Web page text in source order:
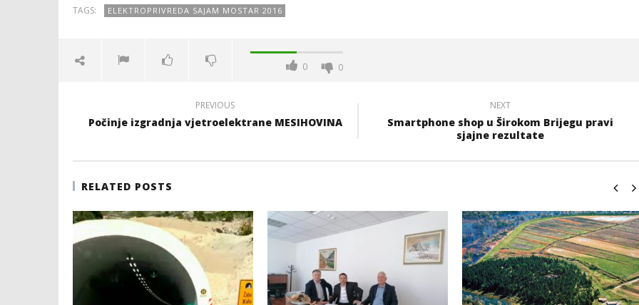
TAGS: ELEKTROPRIVREDA SAJAM MOSTAR 2016
0 0
PREVIOUS
Počinje izgradnja vjetroelektrane MESIHOVINA
NEXT
Smartphone shop u Širokom Brijegu pravi
sjajne rezultate
RELATED POSTS